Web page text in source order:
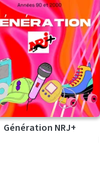
Génération NRJ+